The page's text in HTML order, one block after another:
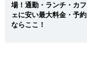
場！通勤・ランチ・カフ
ェに安い最大料金・予約
ならここ！